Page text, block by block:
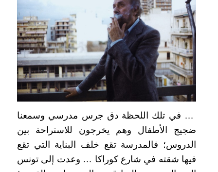
… في تلك اللحظة دق جرس مدرسي وسمعنا
ضجيج الأطفال وهم يخرجون للاستراحة بين
الدروس؛ فالمدرسة تقع خلف البناية التي تقع
فيها شقته في شارع كوراكا … وعدت إلى تونس